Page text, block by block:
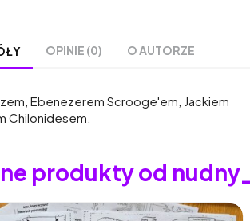
OPINIE (0) O AUTORZE
Ebenezerem Scrooge'em, Jackiem
Chilonidesem.
produkty od